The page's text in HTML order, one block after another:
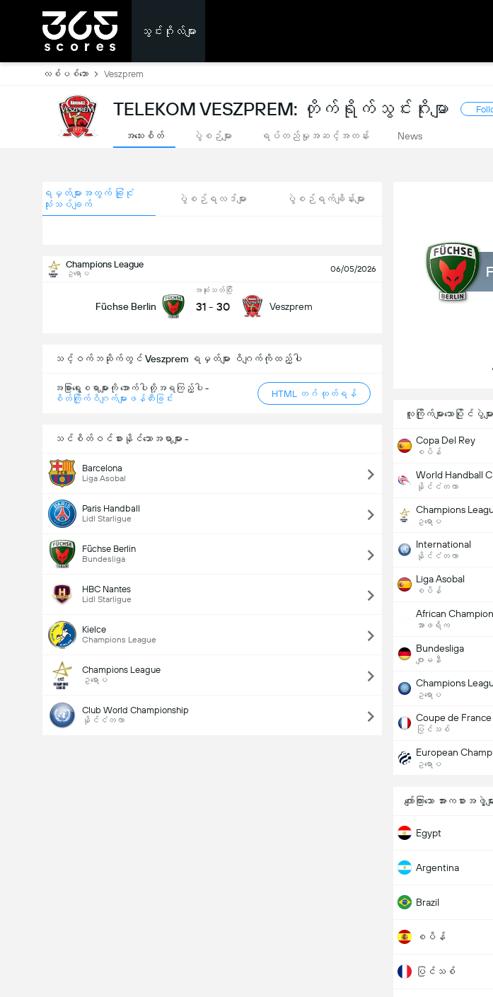
သွင်းဂိုးလ်များ
လစ်ပစ်ဘော Veszprem
TELEKOM VESZPREM: တိုက်ရိုက်သွင်းဂိုးမျာ
အသေးစိတ် ပွဲစဉ်များ ရပ်တည်မှုအဆင့်အတန်း News
ရမှတ်များအတွက် ခြုံငုံ
သုံးသပ်ချက်
ပွဲစဉ်ရလဒ်များ ပွဲစဉ်ရက်ချိန်းများ
Champions League
ဥရောပ 06/05/2026
Füchse Berlin
အဆုံးသတ်ပြီး
31 - 30 Veszprem
သင့်ဝက်ဘဆိုက်တွင် Veszprem ရမှတ်များ ဝိဂျက်ကိုထည့်ပါ
အခြားရွေးစရာများကို အောက်ပါတို့အရကြည့်ပါ -
စိတ်ကြိုက်ဝိဂျက်များဖန်တီးခြင်း
HTML တဂ် ထုတ်ရန်
သင်စိတ်ဝင်စားနိုင်သောအရာများ -
Barcelona
Liga Asobal
Paris Handball
Lidl Starligue
Füchse Berlin
Bundesliga
HBC Nantes
Lidl Starligue
Kielce
Champions League
Champions League
ဥရောပ
Club World Championship
နိုင်ငံတကာ
လူကြိုက်များသောပြိုင်ပွဲများ
Copa Del Rey
စပိန်
World Handball
နိုင်ငံတကာ
Champions
ဥရောပ
International
နိုင်ငံတကာ
Liga Asobal
စပိန်
African
အာဖရိက
Bundesliga
ဂျာမနီ
Champions
ဥရောပ
Coupe de France
ပြင်သစ်
European
ဥရောပ
ကျော်ကြားသော အားကစားအဖွဲ့မျ
Egypt
Argentina
Brazil
စပိန်
ပြင်သစ်